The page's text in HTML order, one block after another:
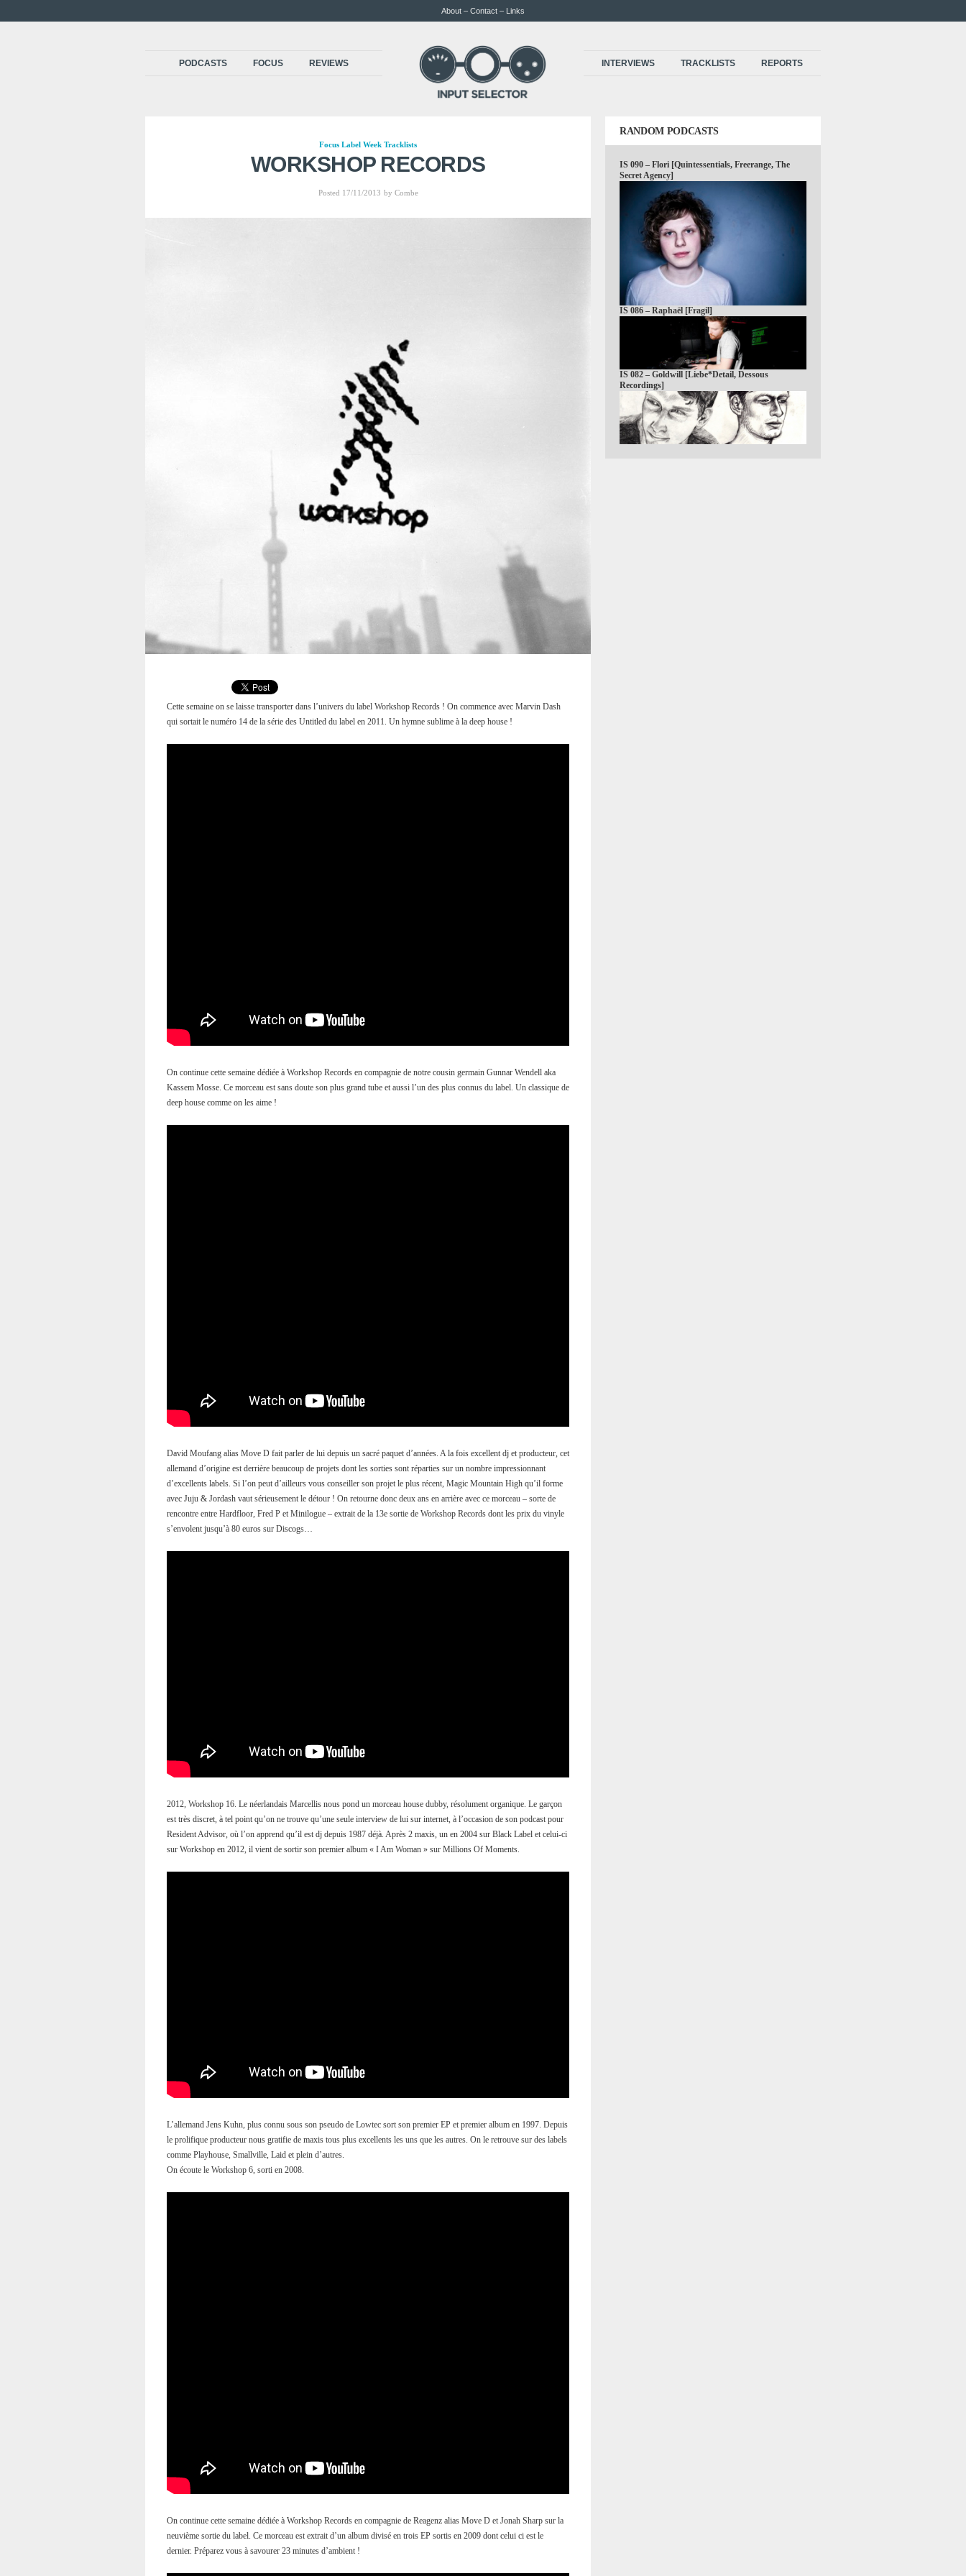
About – Contact – Links
PODCASTS FOCUS REVIEWS INTERVIEWS TRACKLISTS REPORTS
Focus Label Week Tracklists
WORKSHOP RECORDS
Posted 17/11/2013 by Combe
Cette semaine on se laisse transporter dans l’univers du label Workshop Records ! On commence avec Marvin Dash
qui sortait le numéro 14 de la série des Untitled du label en 2011. Un hymne sublime à la deep house !
On continue cette semaine dédiée à Workshop Records en compagnie de notre cousin germain Gunnar Wendell aka
Kassem Mosse. Ce morceau est sans doute son plus grand tube et aussi l’un des plus connus du label. Un classique de
deep house comme on les aime !
David Moufang alias Move D fait parler de lui depuis un sacré paquet d’années. A la fois excellent dj et producteur, cet
allemand d’origine est derrière beaucoup de projets dont les sorties sont réparties sur un nombre impressionnant
d’excellents labels. Si l’on peut d’ailleurs vous conseiller son projet le plus récent, Magic Mountain High qu’il forme
avec Juju & Jordash vaut sérieusement le détour ! On retourne donc deux ans en arrière avec ce morceau – sorte de
rencontre entre Hardfloor, Fred P et Minilogue – extrait de la 13e sortie de Workshop Records dont les prix du vinyle
s’envolent jusqu’à 80 euros sur Discogs…
2012, Workshop 16. Le néerlandais Marcellis nous pond un morceau house dubby, résolument organique. Le garçon
est très discret, à tel point qu’on ne trouve qu’une seule interview de lui sur internet, à l’occasion de son podcast pour
Resident Advisor, où l’on apprend qu’il est dj depuis 1987 déjà. Après 2 maxis, un en 2004 sur Black Label et celui-ci
sur Workshop en 2012, il vient de sortir son premier album « I Am Woman » sur Millions Of Moments.
L’allemand Jens Kuhn, plus connu sous son pseudo de Lowtec sort son premier EP et premier album en 1997. Depuis
le prolifique producteur nous gratifie de maxis tous plus excellents les uns que les autres. On le retrouve sur des labels
comme Playhouse, Smallville, Laid et plein d’autres.
On écoute le Workshop 6, sorti en 2008.
On continue cette semaine dédiée à Workshop Records en compagnie de Reagenz alias Move D et Jonah Sharp sur la
neuvième sortie du label. Ce morceau est extrait d’un album divisé en trois EP sortis en 2009 dont celui ci est le
dernier. Préparez vous à savourer 23 minutes d’ambient !
RANDOM PODCASTS
IS 090 – Flori [Quintessentials, Freerange, The
Secret Agency]
IS 086 – Raphaël [Fragil]
IS 082 – Goldwill [Liebe*Detail, Dessous
Recordings]